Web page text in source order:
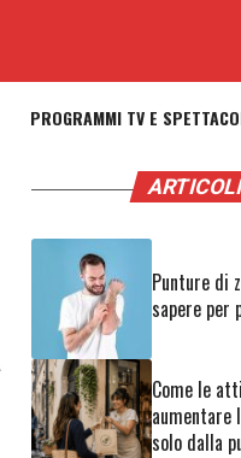
PROGRAMMI TV E
Punture di
sapere per
Come le
aumentare
solo dalla